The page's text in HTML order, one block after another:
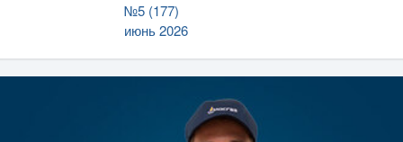
№5 (177)
июнь 2026